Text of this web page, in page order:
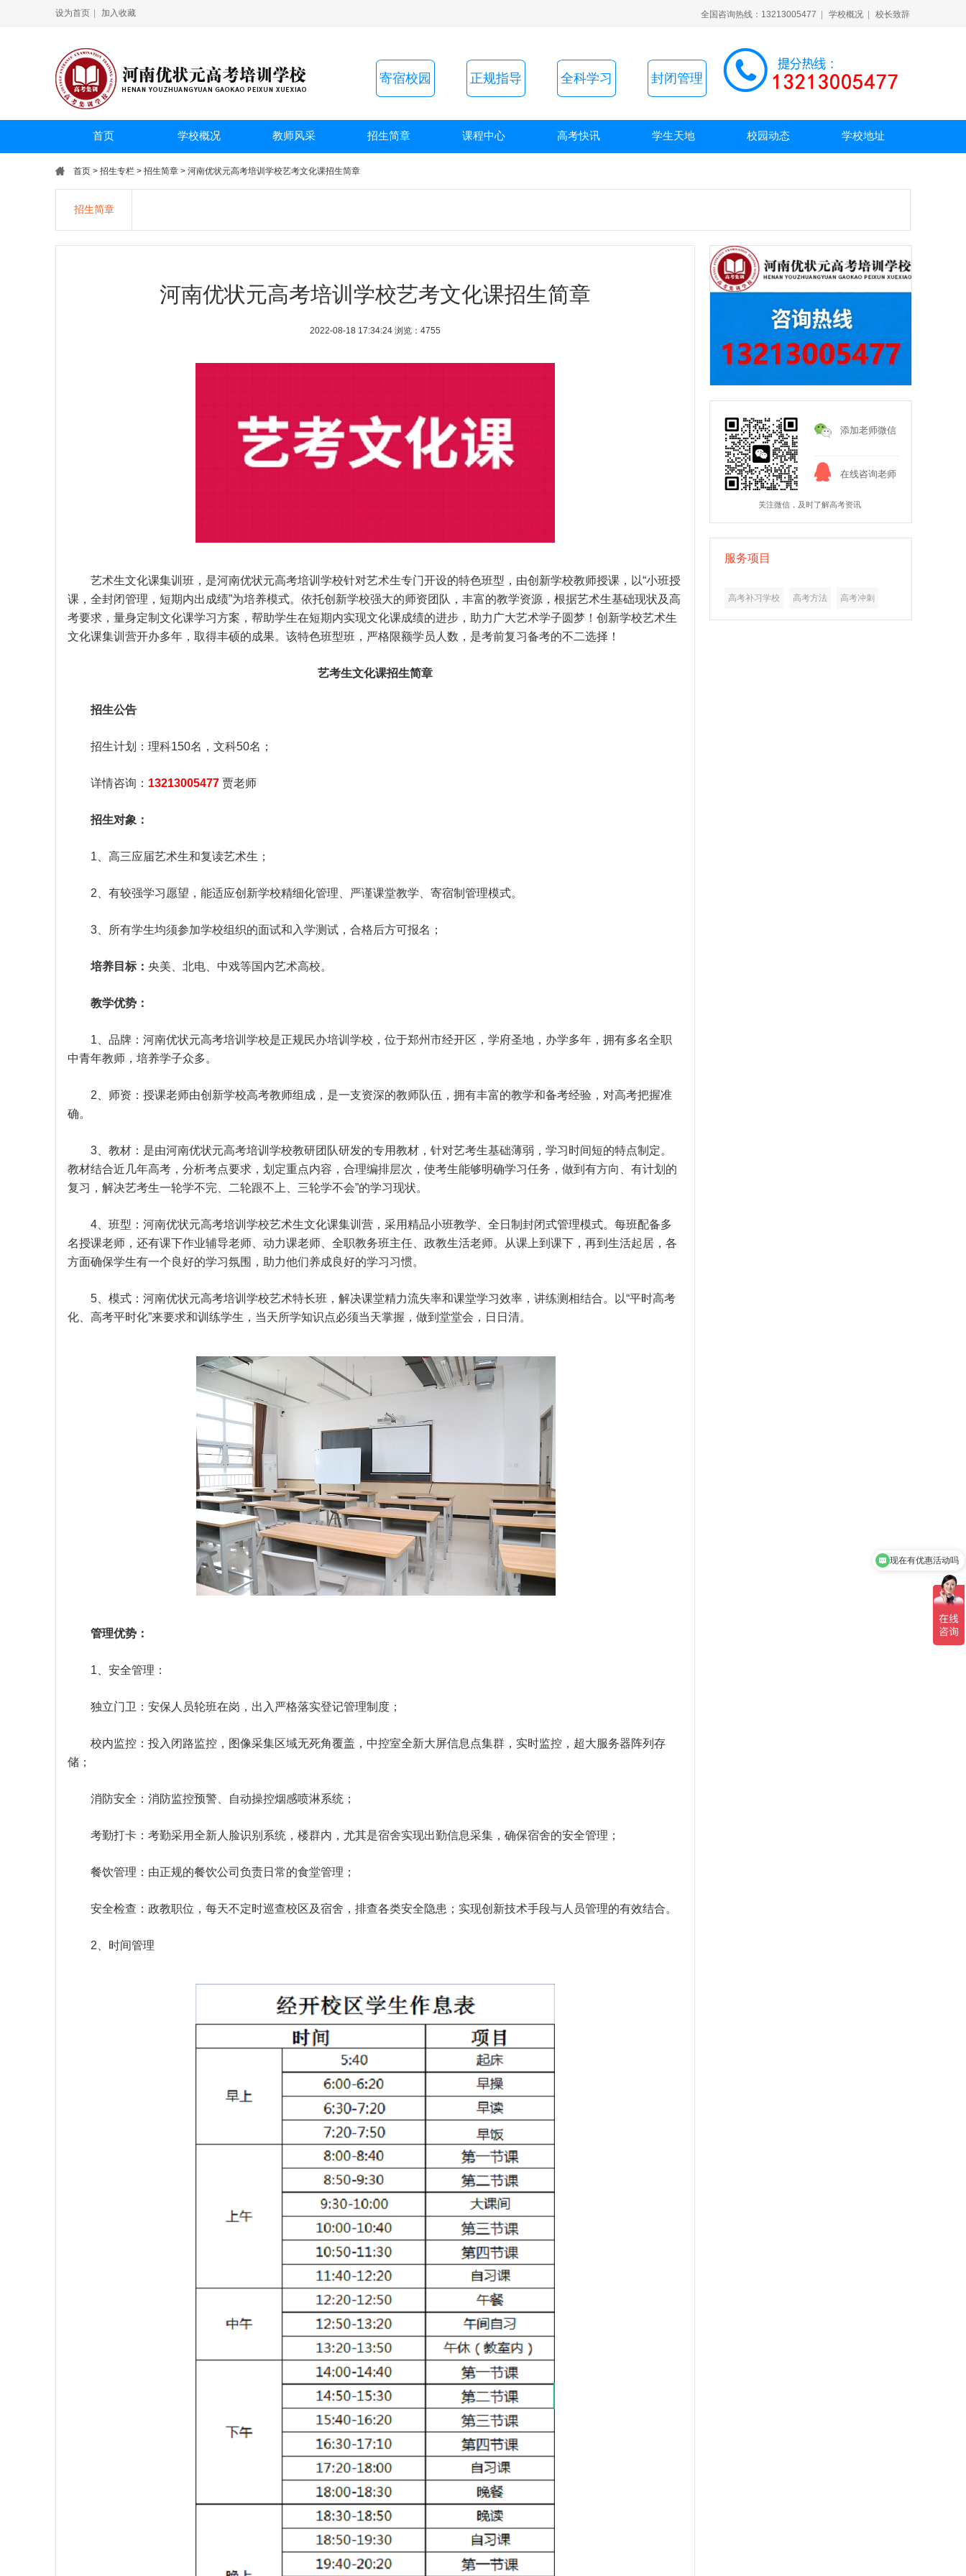
设为首页 加入收藏 全国咨询热线：13213005477 学校概况 校长致辞
寄宿校园 正规指导 全科学习 封闭管理
首页 学校概况 教师风采 招生简章 课程中心 高考快讯 学生天地 校园动态 学校地址
首页 > 招生专栏 > 招生简章 > 河南优状元高考培训学校艺考文化课招生简章
招生简章
添加老师微信
在线咨询老师
关注微信，及时了解高考资讯
服务项目
高考补习学校 高考方法 高考冲刺
河南优状元高考培训学校艺考文化课招生简章
2022-08-18 17:34:24 浏览：4755
艺术生文化课集训班，是河南优状元高考培训学校针对艺术生专门开设的特色班型，由创新学校教师授课，以“小班授
课，全封闭管理，短期内出成绩”为培养模式。依托创新学校强大的师资团队，丰富的教学资源，根据艺术生基础现状及高
考要求，量身定制文化课学习方案，帮助学生在短期内实现文化课成绩的进步，助力广大艺术学子圆梦！创新学校艺术生
文化课集训营开办多年，取得丰硕的成果。该特色班型班，严格限额学员人数，是考前复习备考的不二选择！
艺考生文化课招生简章
招生公告
招生计划：理科150名，文科50名；
详情咨询： 13213005477 贾老师
招生对象：
1、高三应届艺术生和复读艺术生；
2、有较强学习愿望，能适应创新学校精细化管理、严谨课堂教学、寄宿制管理模式。
3、所有学生均须参加学校组织的面试和入学测试，合格后方可报名；
培养目标： 央美、北电、中戏等国内艺术高校。
教学优势：
1、品牌：河南优状元高考培训学校是正规民办培训学校，位于郑州市经开区，学府圣地，办学多年，拥有多名全职
中青年教师，培养学子众多。
2、师资：授课老师由创新学校高考教师组成，是一支资深的教师队伍，拥有丰富的教学和备考经验，对高考把握准
确。
3、教材：是由河南优状元高考培训学校教研团队研发的专用教材，针对艺考生基础薄弱，学习时间短的特点制定。
教材结合近几年高考，分析考点要求，划定重点内容，合理编排层次，使考生能够明确学习任务，做到有方向、有计划的
复习，解决艺考生一轮学不完、二轮跟不上、三轮学不会”的学习现状。
4、班型：河南优状元高考培训学校艺术生文化课集训营，采用精品小班教学、全日制封闭式管理模式。每班配备多
名授课老师，还有课下作业辅导老师、动力课老师、全职教务班主任、政教生活老师。从课上到课下，再到生活起居，各
方面确保学生有一个良好的学习氛围，助力他们养成良好的学习习惯。
5、模式：河南优状元高考培训学校艺术特长班，解决课堂精力流失率和课堂学习效率，讲练测相结合。以“平时高考
化、高考平时化”来要求和训练学生，当天所学知识点必须当天掌握，做到堂堂会，日日清。
管理优势：
1、安全管理：
独立门卫：安保人员轮班在岗，出入严格落实登记管理制度；
校内监控：投入闭路监控，图像采集区域无死角覆盖，中控室全新大屏信息点集群，实时监控，超大服务器阵列存
储；
消防安全：消防监控预警、自动操控烟感喷淋系统；
考勤打卡：考勤采用全新人脸识别系统，楼群内，尤其是宿舍实现出勤信息采集，确保宿舍的安全管理；
餐饮管理：由正规的餐饮公司负责日常的食堂管理；
安全检查：政教职位，每天不定时巡查校区及宿舍，排查各类安全隐患；实现创新技术手段与人员管理的有效结合。
2、时间管理
现在有优惠活动吗